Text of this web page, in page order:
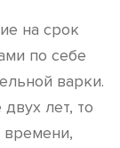
на срок
по себе
варки.
лет, то
времени,